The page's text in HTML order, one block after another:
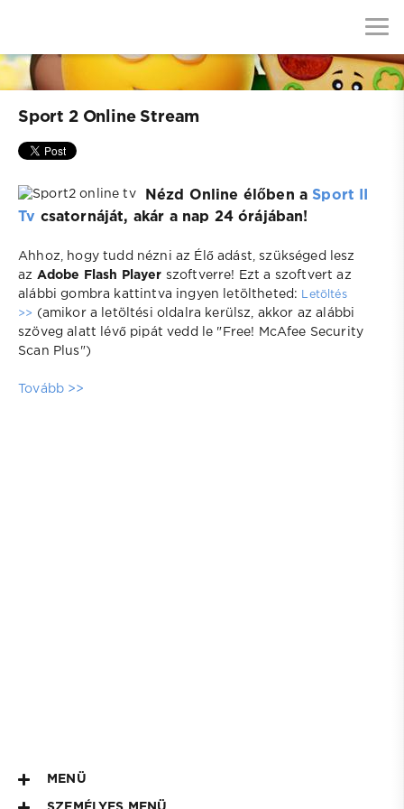
Sport 2 Online Stream
Nézd Online élőben aSport II
Tv csatornáját, akár a nap 24 órájában!
Ahhoz, hogy tudd nézni az Élő adást, szükséged lesz
az Adobe Flash Player szoftverre! Ezt a szoftvert az
alábbi gombra kattintva ingyen letöltheted:
Letöltés
>>
(amikor a letöltési oldalra kerülsz, akkor az alábbi
szöveg alatt lévő pipát vedd le "Free! McAfee Security
Scan Plus")
Tovább >>
MENÜ